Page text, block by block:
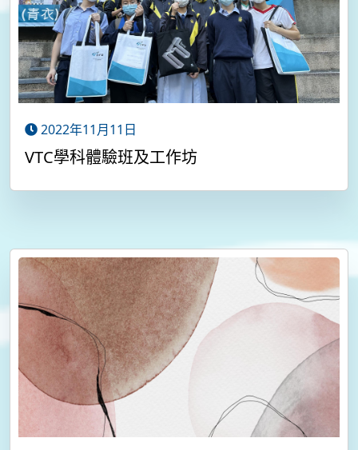
2022年11月11日
VTC學科體驗班及工作坊